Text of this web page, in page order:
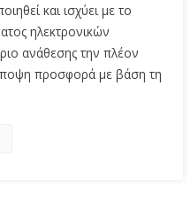
και ισχύει με το
ηλεκτρονικών
ανάθεσης την πλέον
προσφορά με βάση τη